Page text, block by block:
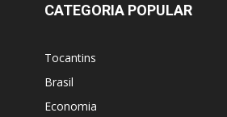
CATEGORIA POPULAR
Tocantins
Brasil
Economia